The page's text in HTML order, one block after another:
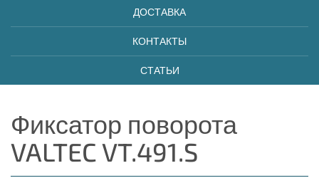
ДОСТАВКА
КОНТАКТЫ
СТАТЬИ
Фиксатор поворота
VALTEC VT.491.S